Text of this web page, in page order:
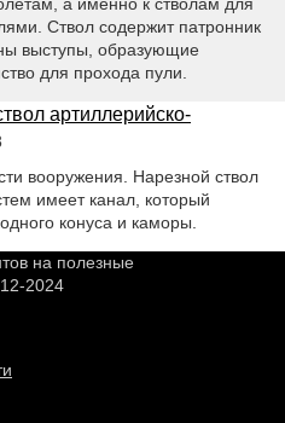
Ствол содержит патронник
выступы, образующие
для прохода пули.
артиллерийско-
вооружения. Нарезной ствол
имеет канал, который
конуса и каморы.
на полезные
2024